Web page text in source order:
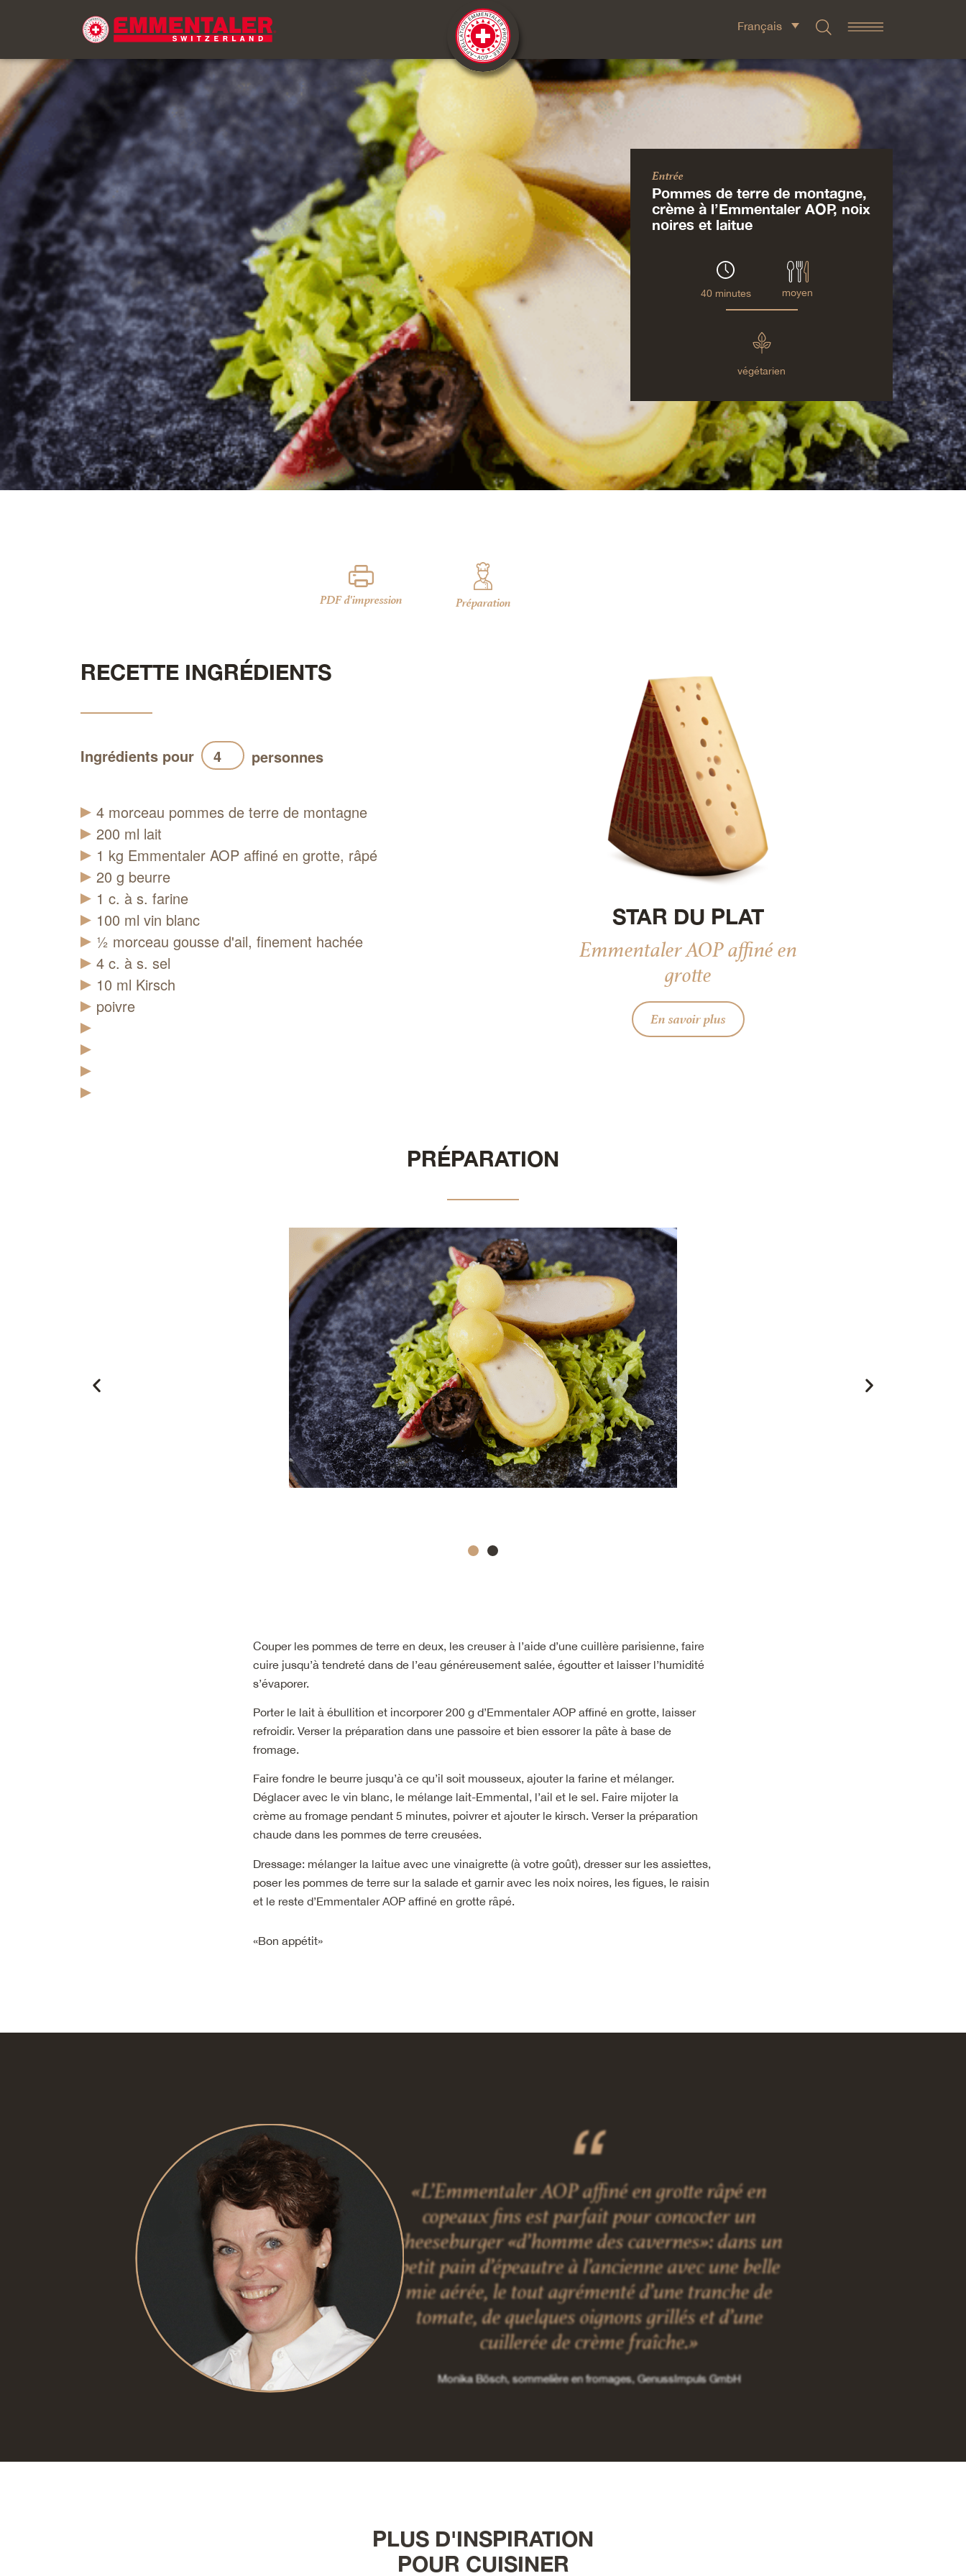
Français
Entrée
Pommes de terre de montagne,
crème à l’Emmentaler AOP, noix
noires et laitue
40 minutes moyen
végétarien
PDF d'impression Préparation
RECETTE INGRÉDIENTS
Ingrédients pour personnes
4 morceau pommes de terre de montagne
200 ml lait
1 kg Emmentaler AOP affiné en grotte, râpé
20 g beurre
1 c. à s. farine
100 ml vin blanc
½ morceau gousse d'ail, finement hachée
4 c. à s. sel
10 ml Kirsch
poivre
STAR DU PLAT
Emmentaler AOP affiné en
grotte
En savoir plus
PRÉPARATION
Couper les pommes de terre en deux, les creuser à l’aide d’une cuillère parisienne, faire
cuire jusqu’à tendreté dans de l’eau généreusement salée, égoutter et laisser l’humidité
s’évaporer.
Porter le lait à ébullition et incorporer 200 g d’Emmentaler AOP affiné en grotte, laisser
refroidir. Verser la préparation dans une passoire et bien essorer la pâte à base de
fromage.
Faire fondre le beurre jusqu’à ce qu’il soit mousseux, ajouter la farine et mélanger.
Déglacer avec le vin blanc, le mélange lait-Emmental, l’ail et le sel. Faire mijoter la
crème au fromage pendant 5 minutes, poivrer et ajouter le kirsch. Verser la préparation
chaude dans les pommes de terre creusées.
Dressage: mélanger la laitue avec une vinaigrette (à votre goût), dresser sur les assiettes,
poser les pommes de terre sur la salade et garnir avec les noix noires, les figues, le raisin
et le reste d’Emmentaler AOP affiné en grotte râpé.
«Bon appétit»
«L’Emmentaler AOP affiné en grotte râpé en
copeaux fins est parfait pour concocter un
cheeseburger «d’homme des cavernes»: dans un
petit pain d’épeautre à l’ancienne avec une belle
mie aérée, le tout agrémenté d’une tranche de
tomate, de quelques oignons grillés et d’une
cuillerée de crème fraîche.»
Monika Bösch, sommelière en fromages, GenussImpuls GmbH
PLUS D'INSPIRATION
POUR CUISINER